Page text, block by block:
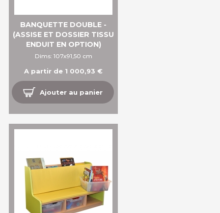
BANQUETTE DOUBLE -
(ASSISE ET DOSSIER TISSU
ENDUIT EN OPTION)
Dims: 107x91,50 cm
A partir de 1 000,93 €
Ajouter au panier